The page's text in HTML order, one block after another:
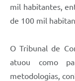
mil habitantes,
de 100 mil
O Tribunal de
atuou como
metodologias,